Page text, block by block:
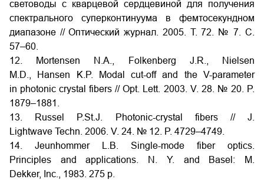
световоды с кварцевой сердцевиной для получения
спектрального суперконтинуума в фемтосекундном
диапазоне // Оптический журнал. 2005. Т. 72. № 7. С.
57–60.
12. Mortensen N.A., Folkenberg J.R., Nielsen
M.D., Hansen K.P. Modal cut-off and the V-parameter
in photonic crystal fibers // Opt. Lett. 2003. V. 28. № 20. P.
1879–1881.
13. Russel P.St.J. Photonic-crystal fibers // J.
Lightwave Techn. 2006. V. 24. № 12. P. 4729–4749.
14. Jeunhommer L.B. Single-mode fiber optics.
Principles and applications. N. Y. and Basel: M.
Dekker, Inc., 1983. 275 р.